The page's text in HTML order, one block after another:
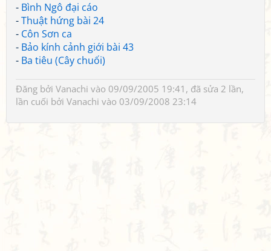
- Bình Ngô đại cáo
-Thuật hứng bài 24
- Côn Sơn ca
- Bảo kính cảnh giới bài 43
- Ba tiêu (Cây chuối)
Đăng bởi Vanachi vào 09/09/2005 19:41, đã sửa 2 lần,
lần cuối bởi Vanachi vào 03/09/2008 23:14